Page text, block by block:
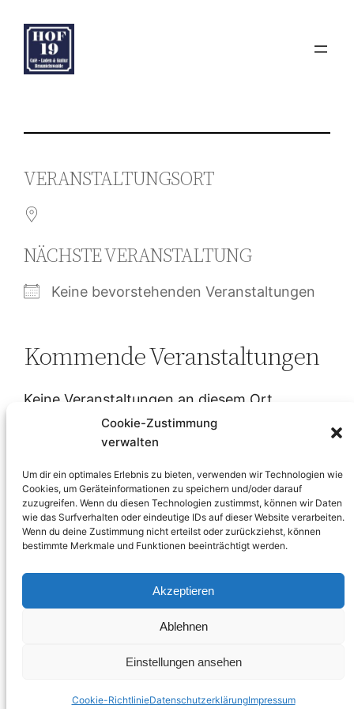
Cookie-Zustimmung
verwalten
Um dir ein optimales Erlebnis zu bieten, verwenden wir Technologien wie
Cookies, um Geräteinformationen zu speichern und/oder darauf
zuzugreifen. Wenn du diesen Technologien zustimmst, können wir Daten
wie das Surfverhalten oder eindeutige IDs auf dieser Website verarbeiten.
Wenn du deine Zustimmung nicht erteilst oder zurückziehst, können
bestimmte Merkmale und Funktionen beeinträchtigt werden.
Akzeptieren
Ablehnen
Einstellungen ansehen
Cookie-RichtlinieDatenschutzerklärungImpressum
Inhalt
springen
VERANSTALTUNGSORT
NÄCHSTE VERANSTALTUNG
Keine bevorstehenden Veranstaltungen
Kommende Veranstaltungen
Keine Veranstaltungen an diesem Ort